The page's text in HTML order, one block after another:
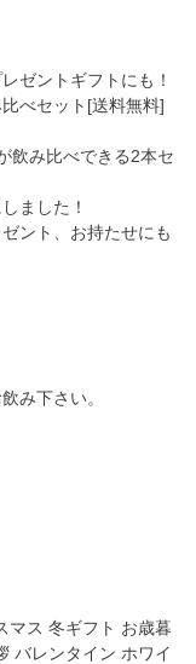
ゼントギフトにも！
べセット[送料無料]
飲み比べできる2本セ
ました！
ント、お持たせにも
み下さい。
マス 冬ギフト お歳暮
バレンタイン ホワイ